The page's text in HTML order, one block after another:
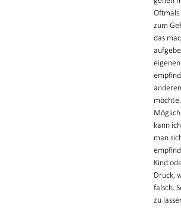
zum
das
kann
man
Kind
Druck,
falsch.
zu